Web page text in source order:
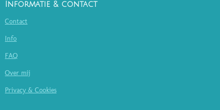
Informatie & contact
Contact
Info
FAQ
Over mij
Privacy & Cookies